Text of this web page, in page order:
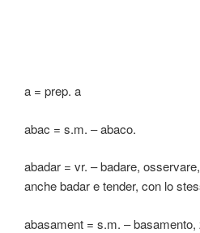
a = prep. a
abac = s.m. – abaco.
abadar = vr. – badare,
anche badar e tender, con lo
abasament = s.m. –